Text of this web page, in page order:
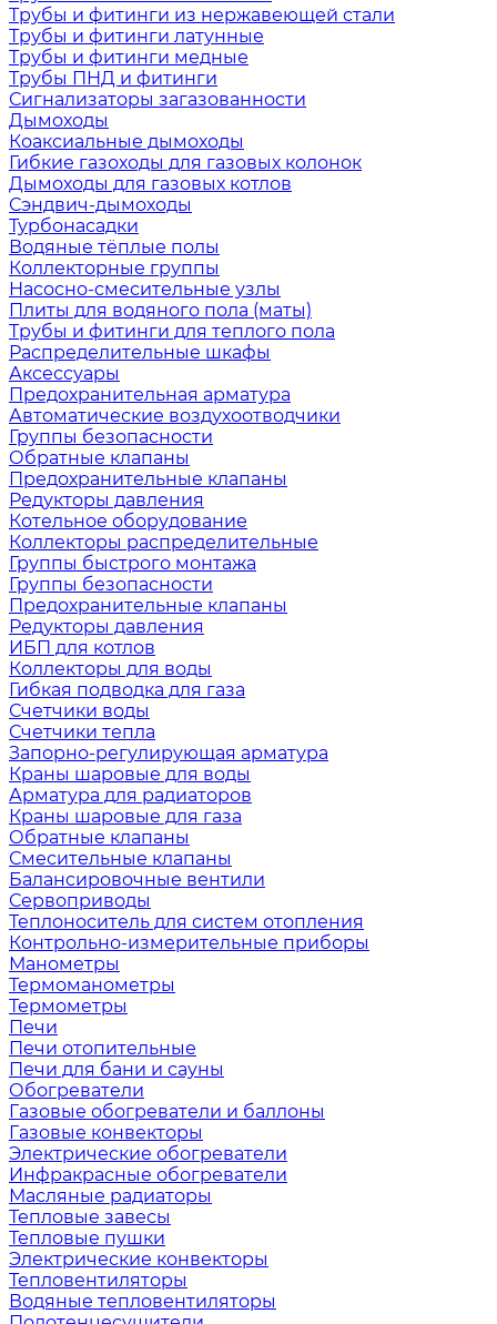
Трубы и фитинги из нержавеющей стали
Трубы и фитинги латунные
Трубы и фитинги медные
Трубы ПНД и фитинги
Сигнализаторы загазованности
Дымоходы
Коаксиальные дымоходы
Гибкие газоходы для газовых колонок
Дымоходы для газовых котлов
Сэндвич-дымоходы
Турбонасадки
Водяные тёплые полы
Коллекторные группы
Насосно-смесительные узлы
Плиты для водяного пола (маты)
Трубы и фитинги для теплого пола
Распределительные шкафы
Аксессуары
Предохранительная арматура
Автоматические воздухоотводчики
Группы безопасности
Обратные клапаны
Предохранительные клапаны
Редукторы давления
Котельное оборудование
Коллекторы распределительные
Группы быстрого монтажа
Группы безопасности
Предохранительные клапаны
Редукторы давления
ИБП для котлов
Коллекторы для воды
Гибкая подводка для газа
Счетчики воды
Счетчики тепла
Запорно-регулирующая арматура
Краны шаровые для воды
Арматура для радиаторов
Краны шаровые для газа
Обратные клапаны
Смесительные клапаны
Балансировочные вентили
Сервоприводы
Теплоноситель для систем отопления
Контрольно-измерительные приборы
Манометры
Термоманометры
Термометры
Печи
Печи отопительные
Печи для бани и сауны
Обогреватели
Газовые обогреватели и баллоны
Газовые конвекторы
Электрические обогреватели
Инфракрасные обогреватели
Масляные радиаторы
Тепловые завесы
Тепловые пушки
Электрические конвекторы
Тепловентиляторы
Водяные тепловентиляторы